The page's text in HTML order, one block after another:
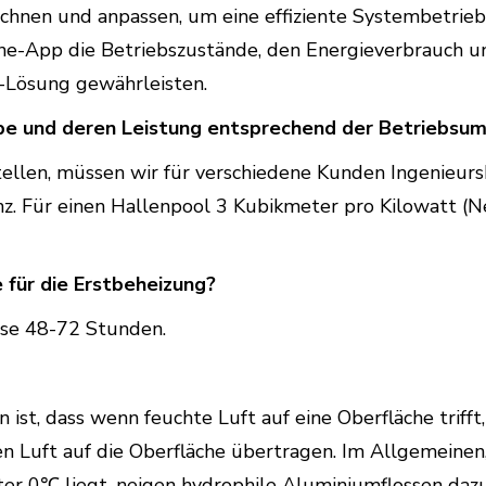
und anpassen, um eine effiziente
App die Betriebszustände, den Energieverbrauch
gewährleisten.
und deren Leistung entsprechend der
müssen wir für verschiedene Kunden
Für einen Hallenpool 3 Kubikmeter pro Kilowatt
die Erstbeheizung?
48-72 Stunden.
ist, dass wenn feuchte Luft auf eine Oberfläche
Luft auf die Oberfläche übertragen. Im